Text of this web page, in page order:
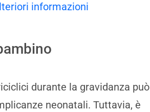
informazioni
durante la gravidanza può
neonatali. Tuttavia, è